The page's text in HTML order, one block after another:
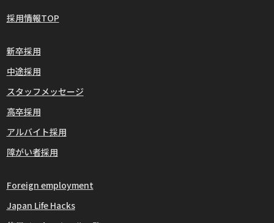
採用情報TOP
新卒採用
中途採用
スタッフメッセージ
高卒採用
アルバイト採用
障がい者採用
Foreign employment
Japan Life Hacks